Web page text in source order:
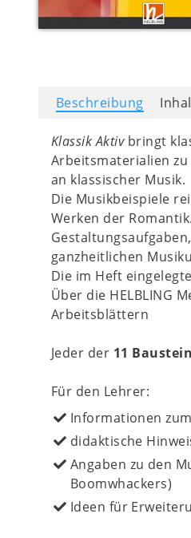
Beschreibung
Klassik Aktivbringt
Arbeitsmaterialien
an klassischer Musik.
Die Musikbeispiele
Werken der
ganzheitlichen
Die im Heft
Über die HELBLING
Arbeitsblättern
Jeder der 11
Für den Lehrer:
Informationen
didaktische
Angaben zu den
Boomwhackers)
Ideen für